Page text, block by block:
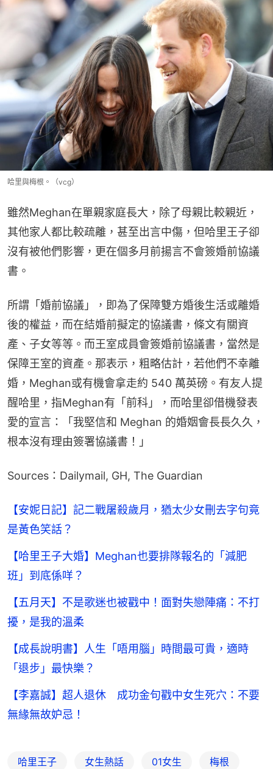
哈里與梅根。（vcg）
雖然Meghan在單親家庭長大，除了母親比較親近，
其他家人都比較疏離，甚至出言中傷，但哈里王子卻
沒有被他們影響，更在個多月前揚言不會簽婚前協議
書。
所謂「婚前協議」，即為了保障雙方婚後生活或離婚
後的權益，而在結婚前擬定的協議書，條文有關資
產、子女等等。而王室成員會簽婚前協議書，當然是
保障王室的資產。那表示，粗略估計，若他們不幸離
婚，Meghan或有機會拿走約 540 萬英磅。有友人提
醒哈里，指Meghan有「前科」，而哈里卻借機發表
愛的宣言：「我堅信和 Meghan 的婚姻會長長久久，
根本沒有理由簽署協議書！」
Sources：Dailymail, GH, The Guardian
【安妮日記】記二戰屠殺歲月，猶太少女刪去字句竟
是黃色笑話？
【哈里王子大婚】Meghan也要排隊報名的「減肥
班」到底係咩？
【五月天】不是歌迷也被戳中！面對失戀陣痛：不打
擾，是我的溫柔
【成長說明書】人生「唔用腦」時間最可貴，適時
「退步」最快樂？
【李嘉誠】超人退休 成功金句戳中女生死穴：不要
無緣無故妒忌！
哈里王子 女生熱話 01女生 梅根